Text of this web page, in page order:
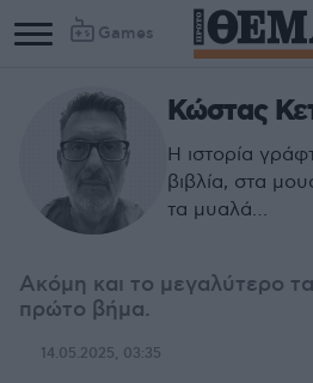
Games
Κώστας
Η ιστορία
βιβλία, στα
τα μυαλά…
Ακόμη και το μεγαλύτερο
πρώτο βήμα.
14.05.2025, 03:35